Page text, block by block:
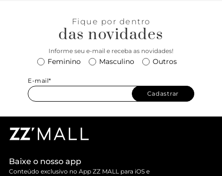
Fique por dentro
das novidades
Informe seu e-mail e receba as novidades!
Feminino Masculino Outros
E-mail*
Cadastrar
Baixe o nosso app
Conteúdo exclusivo no App ZZ MALL para iOS e